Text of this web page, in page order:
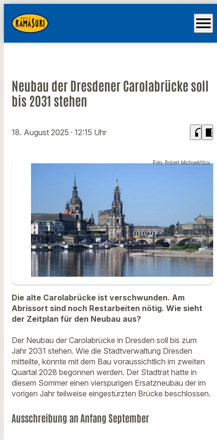
menu
Neubau der Dresdener Carolabrücke soll
bis 2031 stehen
18. August 2025 · 12:15 Uhr headphones chrome_reader_mode
Foto: Robert Michael/dpa
Die alte Carolabrücke ist verschwunden. Am
Abrissort sind noch Restarbeiten nötig. Wie sieht
der Zeitplan für den Neubau aus?
Der Neubau der Carolabrücke in Dresden soll bis zum
Jahr 2031 stehen. Wie die Stadtverwaltung Dresden
mitteilte, könnte mit dem Bau voraussichtlich im zweiten
Quartal 2028 begonnen werden. Der Stadtrat hatte in
diesem Sommer einen vierspurigen Ersatzneubau der im
vorigen Jahr teilweise eingestürzten Brücke beschlossen.
Ausschreibung an Anfang September